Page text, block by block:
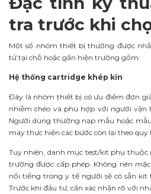
tra trước khi
Một số nhóm thiết bị thường được
tử tại chỗ hoặc gần hiện trường gồm:
Hệ thống cartridge khép kín
Đây là nhóm thiết bị có ưu điểm đơn
nhiễm chéo và phù hợp với người vận
Người dùng thường nạp mẫu hoặc
máy thực hiện các bước còn lại theo quy
Tuy nhiên, danh mục test/kit phụ thuộc
trường được cấp phép. Không nên
nổi tiếng trong y tế người sẽ có sẵn kit
Trước khi đầu tư, cần xác nhận rõ với